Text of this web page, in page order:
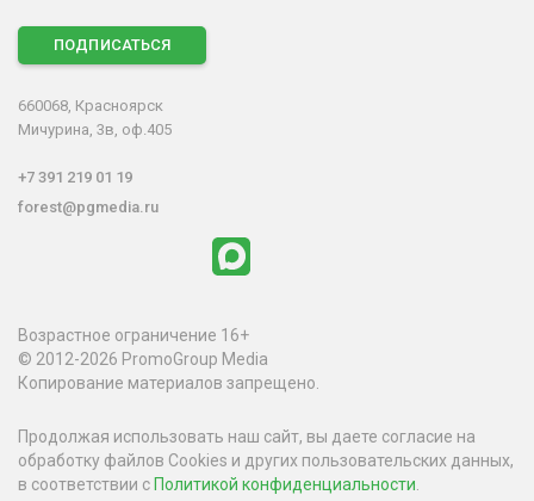
ПОДПИСАТЬСЯ
660068, Красноярск
Мичурина, 3в, оф.405
+7 391 219 01 19
forest@pgmedia.ru
Возрастное ограничение 16+
© 2012-2026 PromoGroup Media
Копирование материалов запрещено.
Продолжая использовать наш сайт, вы даете согласие на
обработку файлов Cookies и других пользовательских данных,
в соответствии сПолитикой конфиденциальности